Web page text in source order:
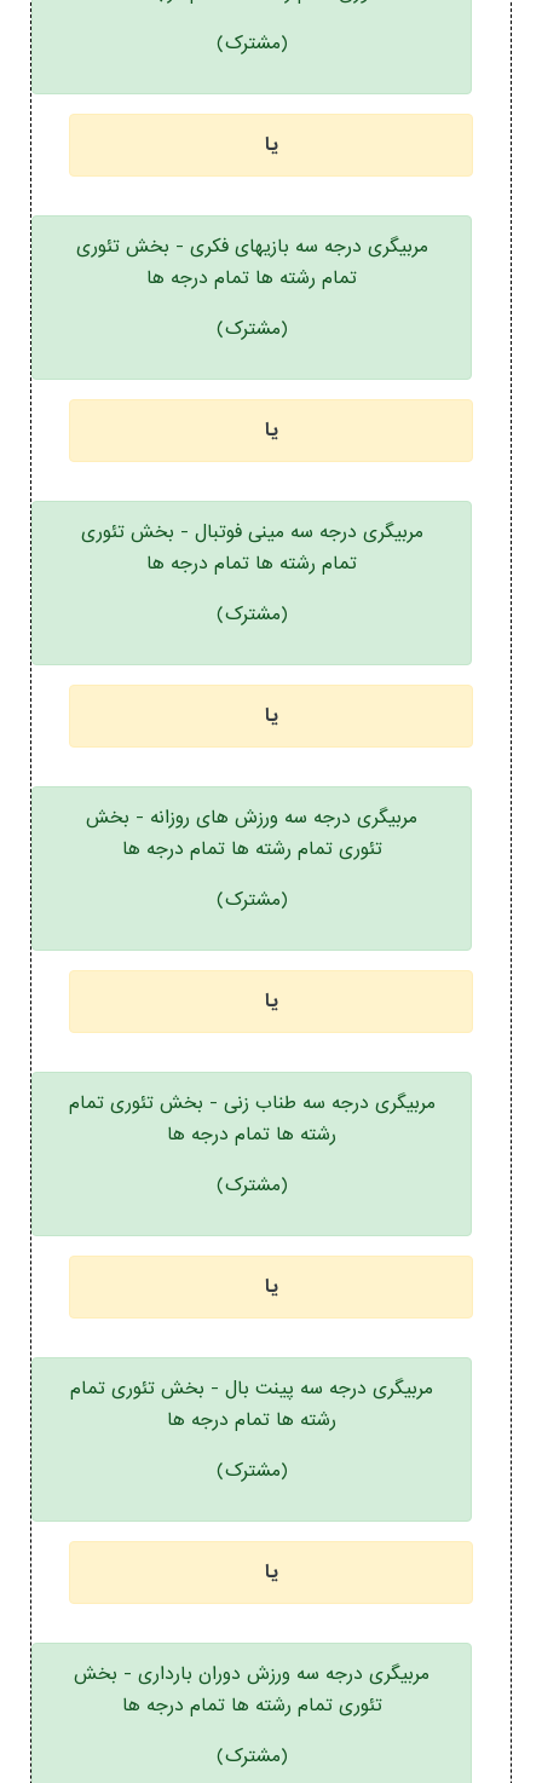
(مشترک)
یا
مربیگری درجه سه بازیهای فکری - بخش تئوری
تمام رشته ها تمام درجه ها
(مشترک)
یا
مربیگری درجه سه مینی فوتبال - بخش تئوری
تمام رشته ها تمام درجه ها
(مشترک)
یا
مربیگری درجه سه ورزش های روزانه - بخش
تئوری تمام رشته ها تمام درجه ها
(مشترک)
یا
مربیگری درجه سه طناب زنی - بخش تئوری تمام
رشته ها تمام درجه ها
(مشترک)
یا
مربیگری درجه سه پینت بال - بخش تئوری تمام
رشته ها تمام درجه ها
(مشترک)
یا
مربیگری درجه سه ورزش دوران بارداری - بخش
تئوری تمام رشته ها تمام درجه ها
(مشترک)